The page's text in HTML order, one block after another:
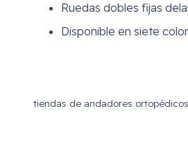
Ruedas dobles fijas
Disponible en siete
tiendas de andadores